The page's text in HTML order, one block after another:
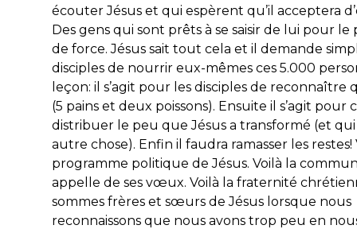
écouter Jésus et qui espèrent qu’il acceptera
Des gens qui sont prêts à se saisir de lui pour
de force. Jésus sait tout cela et il demande
disciples de nourrir eux-mêmes ces 5.000
leçon: il s’agit pour les disciples de reconnaître
(5 pains et deux poissons). Ensuite il s’agit pour
distribuer le peu que Jésus a transformé (et
autre chose). Enfin il faudra ramasser les restes!
programme politique de Jésus. Voilà la
appelle de ses vœux. Voilà la fraternité
sommes frères et sœurs de Jésus lorsque nous
reconnaissons que nous avons trop peu en